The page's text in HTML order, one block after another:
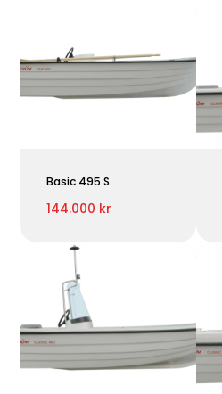
Basic 495 S
144.000 kr